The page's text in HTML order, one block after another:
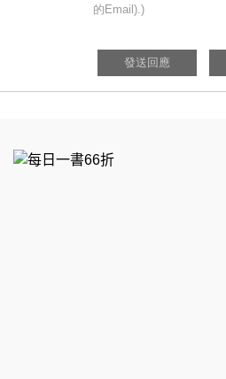
的Email).)